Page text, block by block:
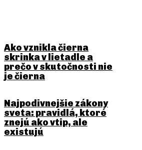
Ako vznikla čierna
skrinka v lietadle a
prečo v skutočnosti nie
je čierna
Najpodivnejšie zákony
sveta: pravidlá, ktoré
znejú ako vtip, ale
existujú